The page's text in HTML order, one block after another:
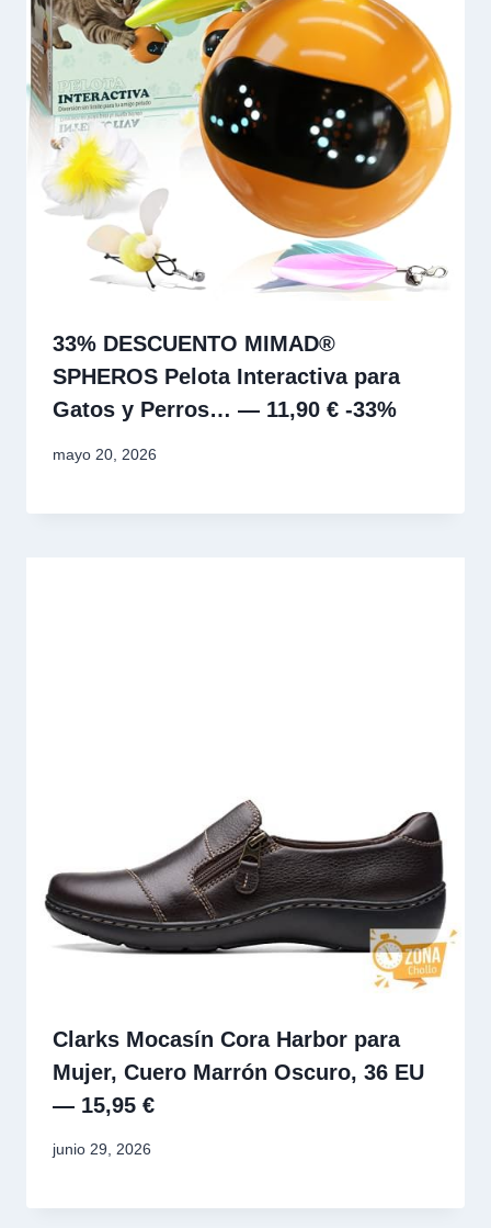
33% DESCUENTO MIMAD®
SPHEROS Pelota Interactiva para
Gatos y Perros… — 11,90 € -33%
mayo 20, 2026
Clarks Mocasín Cora Harbor para
Mujer, Cuero Marrón Oscuro, 36 EU
— 15,95 €
junio 29, 2026